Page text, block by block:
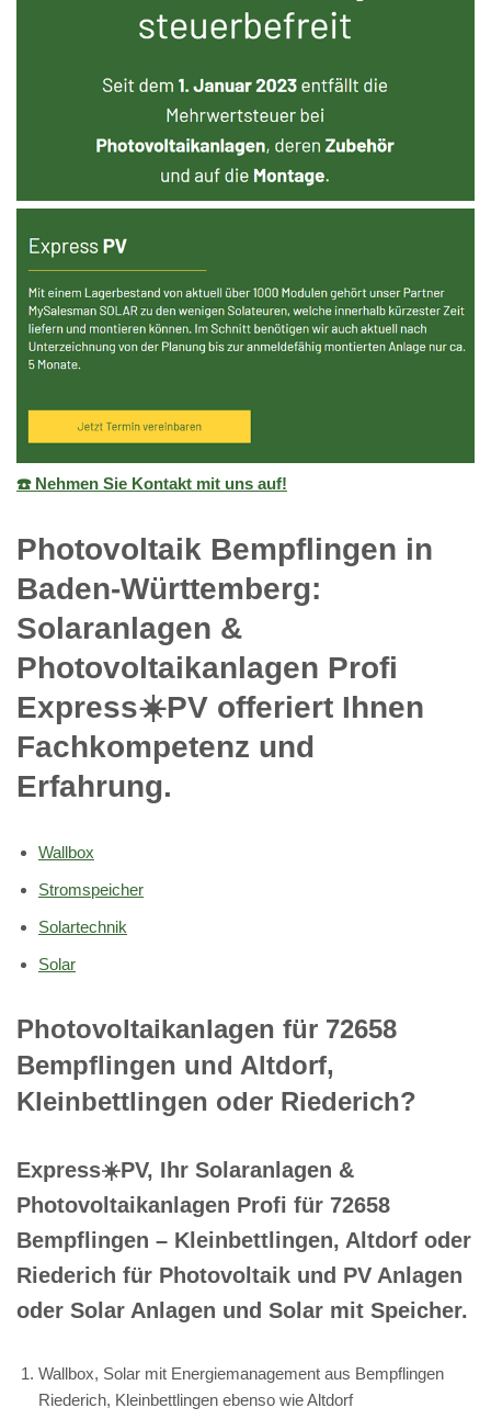
☎️ Nehmen Sie Kontakt mit uns auf!
Photovoltaik Bempflingen in
Baden-Württemberg:
Solaranlagen &
Photovoltaikanlagen Profi
Express☀️PV️ offeriert Ihnen
Fachkompetenz und
Erfahrung.
Wallbox
Stromspeicher
Solartechnik
Solar
Photovoltaikanlagen für 72658
Bempflingen und Altdorf,
Kleinbettlingen oder Riederich?
Express☀️PV️, Ihr Solaranlagen &
Photovoltaikanlagen Profi für 72658
Bempflingen – Kleinbettlingen, Altdorf oder
Riederich für Photovoltaik und PV Anlagen
oder Solar Anlagen und Solar mit Speicher.
Wallbox, Solar mit Energiemanagement aus Bempflingen
Riederich, Kleinbettlingen ebenso wie Altdorf